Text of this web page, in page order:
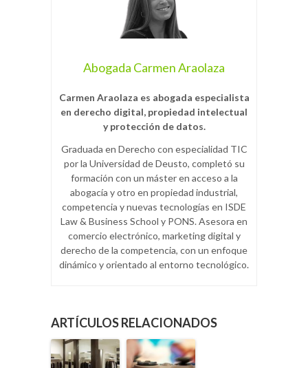
Abogada Carmen Araolaza
Carmen Araolaza es abogada especialista
en derecho digital, propiedad intelectual
y protección de datos.
Graduada en Derecho con especialidad TIC
por la Universidad de Deusto, completó su
formación con un máster en acceso a la
abogacía y otro en propiedad industrial,
competencia y nuevas tecnologías en ISDE
Law & Business School y PONS. Asesora en
comercio electrónico, marketing digital y
derecho de la competencia, con un enfoque
dinámico y orientado al entorno tecnológico.
ARTÍCULOS RELACIONADOS